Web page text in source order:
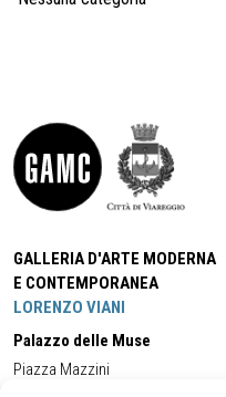
GALLERIA D'ARTE MODERNA
E CONTEMPORANEA
LORENZO VIANI
Palazzo delle Muse
Piazza Mazzini